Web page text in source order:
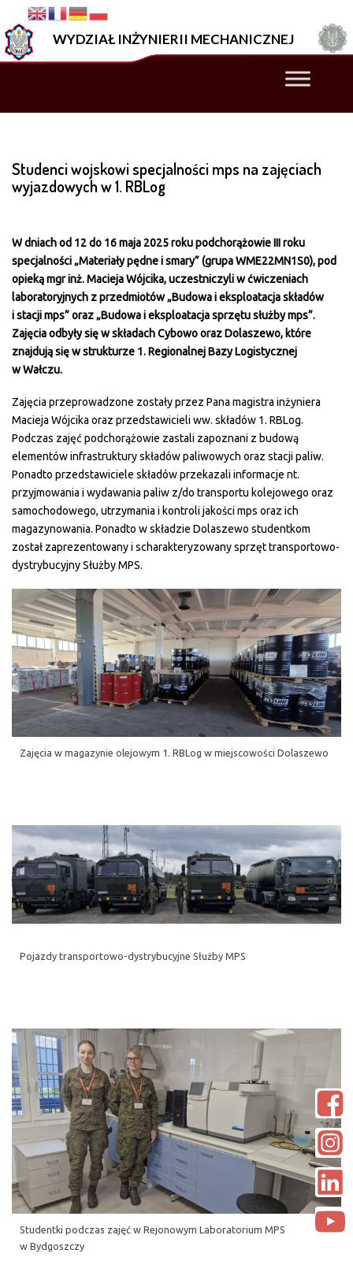
Studenci
wojskowi
specjalności
zajęciach
WYDZIAŁ INŻYNIERII MECHANICZNEJ
Studenci wojskowi specjalności mps na zajęciach
wyjazdowych w 1. RBLog
W dniach od 12 do 16 maja 2025 roku podchorążowie III roku
specjalności „Materiały pędne i smary” (grupa WME22MN1S0), pod
opieką mgr inż. Macieja Wójcika, uczestniczyli w ćwiczeniach
laboratoryjnych z przedmiotów „Budowa i eksploatacja składów
i stacji mps” oraz „Budowa i eksploatacja sprzętu służby mps”.
Zajęcia odbyły się w składach Cybowo oraz Dolaszewo, które
znajdują się w strukturze 1. Regionalnej Bazy Logistycznej
w Wałczu.
Zajęcia przeprowadzone zostały przez Pana magistra inżyniera
Macieja Wójcika oraz przedstawicieli ww. składów 1. RBLog.
Podczas zajęć podchorążowie zastali zapoznani z budową
elementów infrastruktury składów paliwowych oraz stacji paliw.
Ponadto przedstawiciele składów przekazali informacje nt.
przyjmowania i wydawania paliw z/do transportu kolejowego oraz
samochodowego, utrzymania i kontroli jakości mps oraz ich
magazynowania. Ponadto w składzie Dolaszewo studentkom
został zaprezentowany i scharakteryzowany sprzęt transportowo-
dystrybucyjny Służby MPS.
Zajęcia w magazynie olejowym 1. RBLog w miejscowości Dolaszewo
Pojazdy transportowo-dystrybucyjne Służby MPS
Studentki podczas zajęć w Rejonowym Laboratorium MPS
w Bydgoszczy